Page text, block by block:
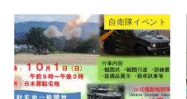
自衛隊イベント